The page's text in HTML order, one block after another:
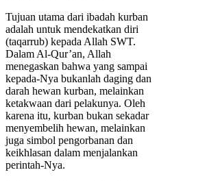
Tujuan utama dari ibadah kurban
adalah untuk mendekatkan diri
(taqarrub) kepada Allah SWT.
Dalam Al-Qur’an, Allah
menegaskan bahwa yang sampai
kepada-Nya bukanlah daging dan
darah hewan kurban, melainkan
ketakwaan dari pelakunya. Oleh
karena itu, kurban bukan sekadar
menyembelih hewan, melainkan
juga simbol pengorbanan dan
keikhlasan dalam menjalankan
perintah-Nya.